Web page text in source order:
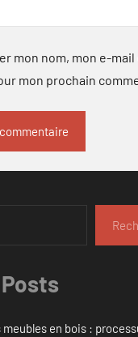
mon nom, mon e-
mon prochain
en bois :